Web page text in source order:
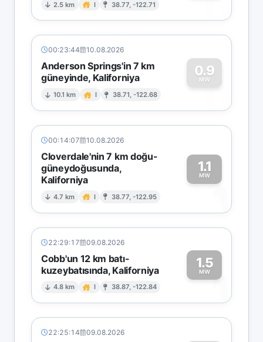
2.5 km I 38.77, -122.71
00:23:44 10.08.2026
Anderson Springs'in 7 km
güneyinde, Kaliforniya
10.1 km I 38.71, -122.68
0.9
MW
0
00:14:07 10.08.2026
Cloverdale'nin 7 km doğu-
güneydoğusunda,
Kaliforniya
4.7 km I 38.77, -122.95
1.1
MW
1
22:29:17 09.08.2026
Cobb'un 12 km batı-
kuzeybatısında, Kaliforniya
4.8 km I 38.87, -122.84
1.5
MW1
22:25:14 09.08.2026